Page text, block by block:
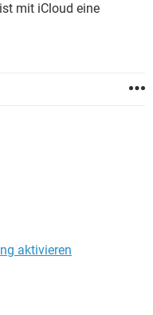
mit iCloud eine
aktivieren